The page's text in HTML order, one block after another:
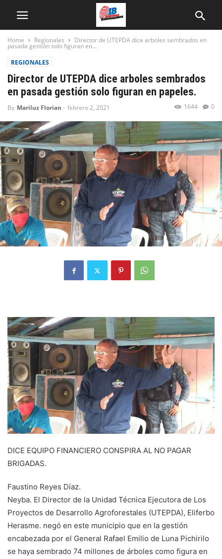
Home Regionales Director de UTEPDA dice arboles sembrados en
pasada gestión solo figuran en...
REGIONALES
Director de UTEPDA dice arboles sembrados
en pasada gestión solo figuran en papeles.
By Mariluz Florian - febrero 2, 2021 0
1644
DICE EQUIPO FINANCIERO CONSPIRA AL NO PAGAR
BRIGADAS.
Faustino Reyes Díaz.
Neyba. El Director de la Unidad Técnica Ejecutora de Los
Proyectos de Desarrollo Agroforestales (UTEPDA), Eliferbo
Herasme. negó en este municipio que en la gestión
encabezada por el General Rafael Emilio de Luna Pichirilo
se haya sembrado 74 millones de árboles como figura en